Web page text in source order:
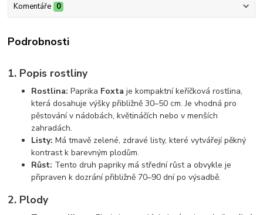
Komentáře 0
Podrobnosti
1. Popis rostliny
Rostlina: Paprika Foxta je kompaktní keříčková rostlina,
která dosahuje výšky přibližně 30–50 cm. Je vhodná pro
pěstování v nádobách, květináčích nebo v menších
zahradách.
Listy: Má tmavě zelené, zdravé listy, které vytvářejí pěkný
kontrast k barevným plodům.
Růst: Tento druh papriky má střední růst a obvykle je
připraven k dozrání přibližně 70–90 dní po výsadbě.
2. Plody